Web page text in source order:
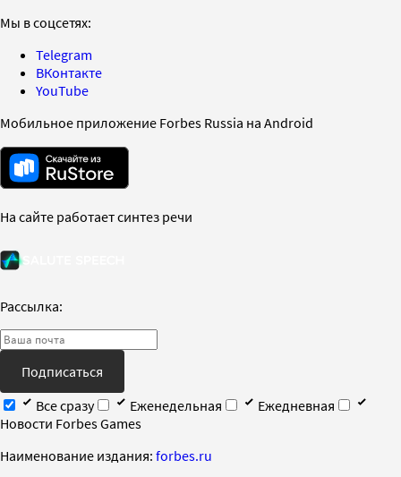
Мы в соцсетях:
Telegram
ВКонтакте
YouTube
Мобильное приложение Forbes Russia на Android
На сайте работает синтез речи
Рассылка:
Подписаться
Все сразу
Еженедельная
Ежедневная
Новости Forbes Games
Наименование издания: forbes.ru